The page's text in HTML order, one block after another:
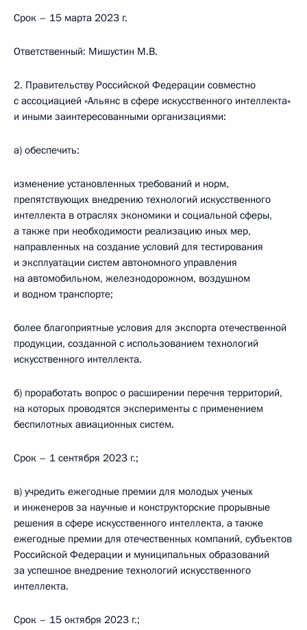
Срок – 15 марта 2023 г.
Ответственный: Мишустин М.В.
2. Правительству Российской Федерации совместно
с ассоциацией «Альянс в сфере искусственного интеллекта»
и иными заинтересованными организациями:
а) обеспечить:
изменение установленных требований и норм,
препятствующих внедрению технологий искусственного
интеллекта в отраслях экономики и социальной сферы,
а также при необходимости реализацию иных мер,
направленных на создание условий для тестирования
и эксплуатации систем автономного управления
на автомобильном, железнодорожном, воздушном
и водном транспорте;
более благоприятные условия для экспорта отечественной
продукции, созданной с использованием технологий
искусственного интеллекта.
б) проработать вопрос о расширении перечня территорий,
на которых проводятся эксперименты с применением
беспилотных авиационных систем.
Срок – 1 сентября 2023 г.;
в) учредить ежегодные премии для молодых ученых
и инженеров за научные и конструкторские прорывные
решения в сфере искусственного интеллекта, а также
ежегодные премии для отечественных компаний, субъектов
Российской Федерации и муниципальных образований
за успешное внедрение технологий искусственного
интеллекта.
Срок – 15 октября 2023 г.;